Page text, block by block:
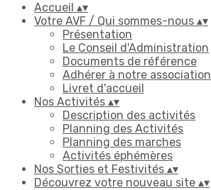
Accueil ▴▾
Votre AVF / Qui sommes-nous ▴▾
Présentation
Le Conseil d'Administration
Documents de référence
Adhérer à notre association
Livret d'accueil
Nos Activités ▴▾
Description des activités
Planning des Activités
Planning des marches
Activités éphémères
Nos Sorties et Festivités ▴▾
Découvrez votre nouveau site ▴▾